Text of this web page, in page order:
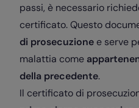
passi, è necessario
certificato. Questo
di prosecuzione e serve
malattia come
della precedente.
Il certificato di